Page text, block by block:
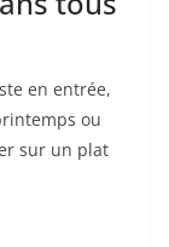
en entrée,
ou
sur un plat